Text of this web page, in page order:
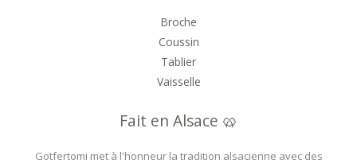
Broche
Coussin
Tablier
Vaisselle
Fait en Alsace 🥨
Gotfertomi met à l'honneur la tradition alsacienne avec des